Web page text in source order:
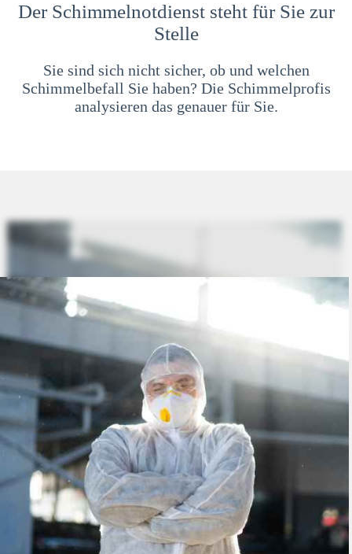
Der Schimmelnotdienst steht für Sie zur
Stelle
Sie sind sich nicht sicher, ob und welchen
Schimmelbefall Sie haben? Die Schimmelprofis
analysieren das genauer für Sie.